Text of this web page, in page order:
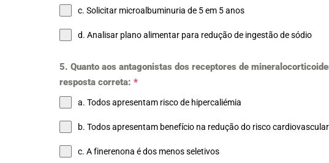
c. Solicitar microalbuminuria de 5 em 5 anos
d. Analisar plano alimentar para redução de ingestão de sódio
5. Quanto aos antagonistas dos receptores de
resposta correta: *
a. Todos apresentam risco de hipercaliémia
b. Todos apresentam benefício na redução do risco cardiovascular
c. A finerenona é dos menos seletivos